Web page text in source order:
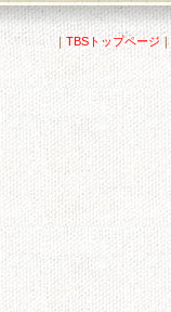
｜ TBSトップページ ｜